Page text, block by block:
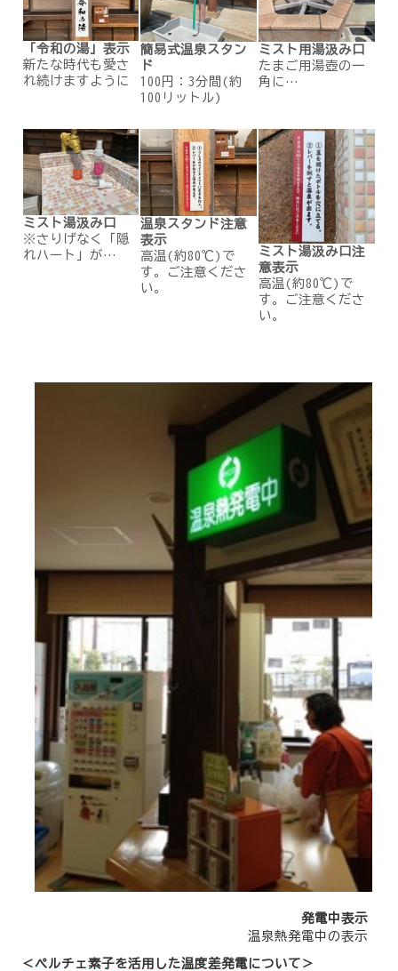
「令和の湯」表示
新たな時代も愛さ
れ続けますように
簡易式温泉スタン
ド
100円：3分間(約
100リットル)
ミスト用湯汲み口
たまご用湯壺の一
角に…
ミスト湯汲み口
※さりげなく「隠
れハート」が…
温泉スタンド注意
表示
高温(約80℃)で
す。ご注意くださ
い。
ミスト湯汲み口注
意表示
高温(約80℃)で
す。ご注意くださ
い。
発電中表示
温泉熱発電中の表示
＜ペルチェ素子を活用した温度差発電について＞